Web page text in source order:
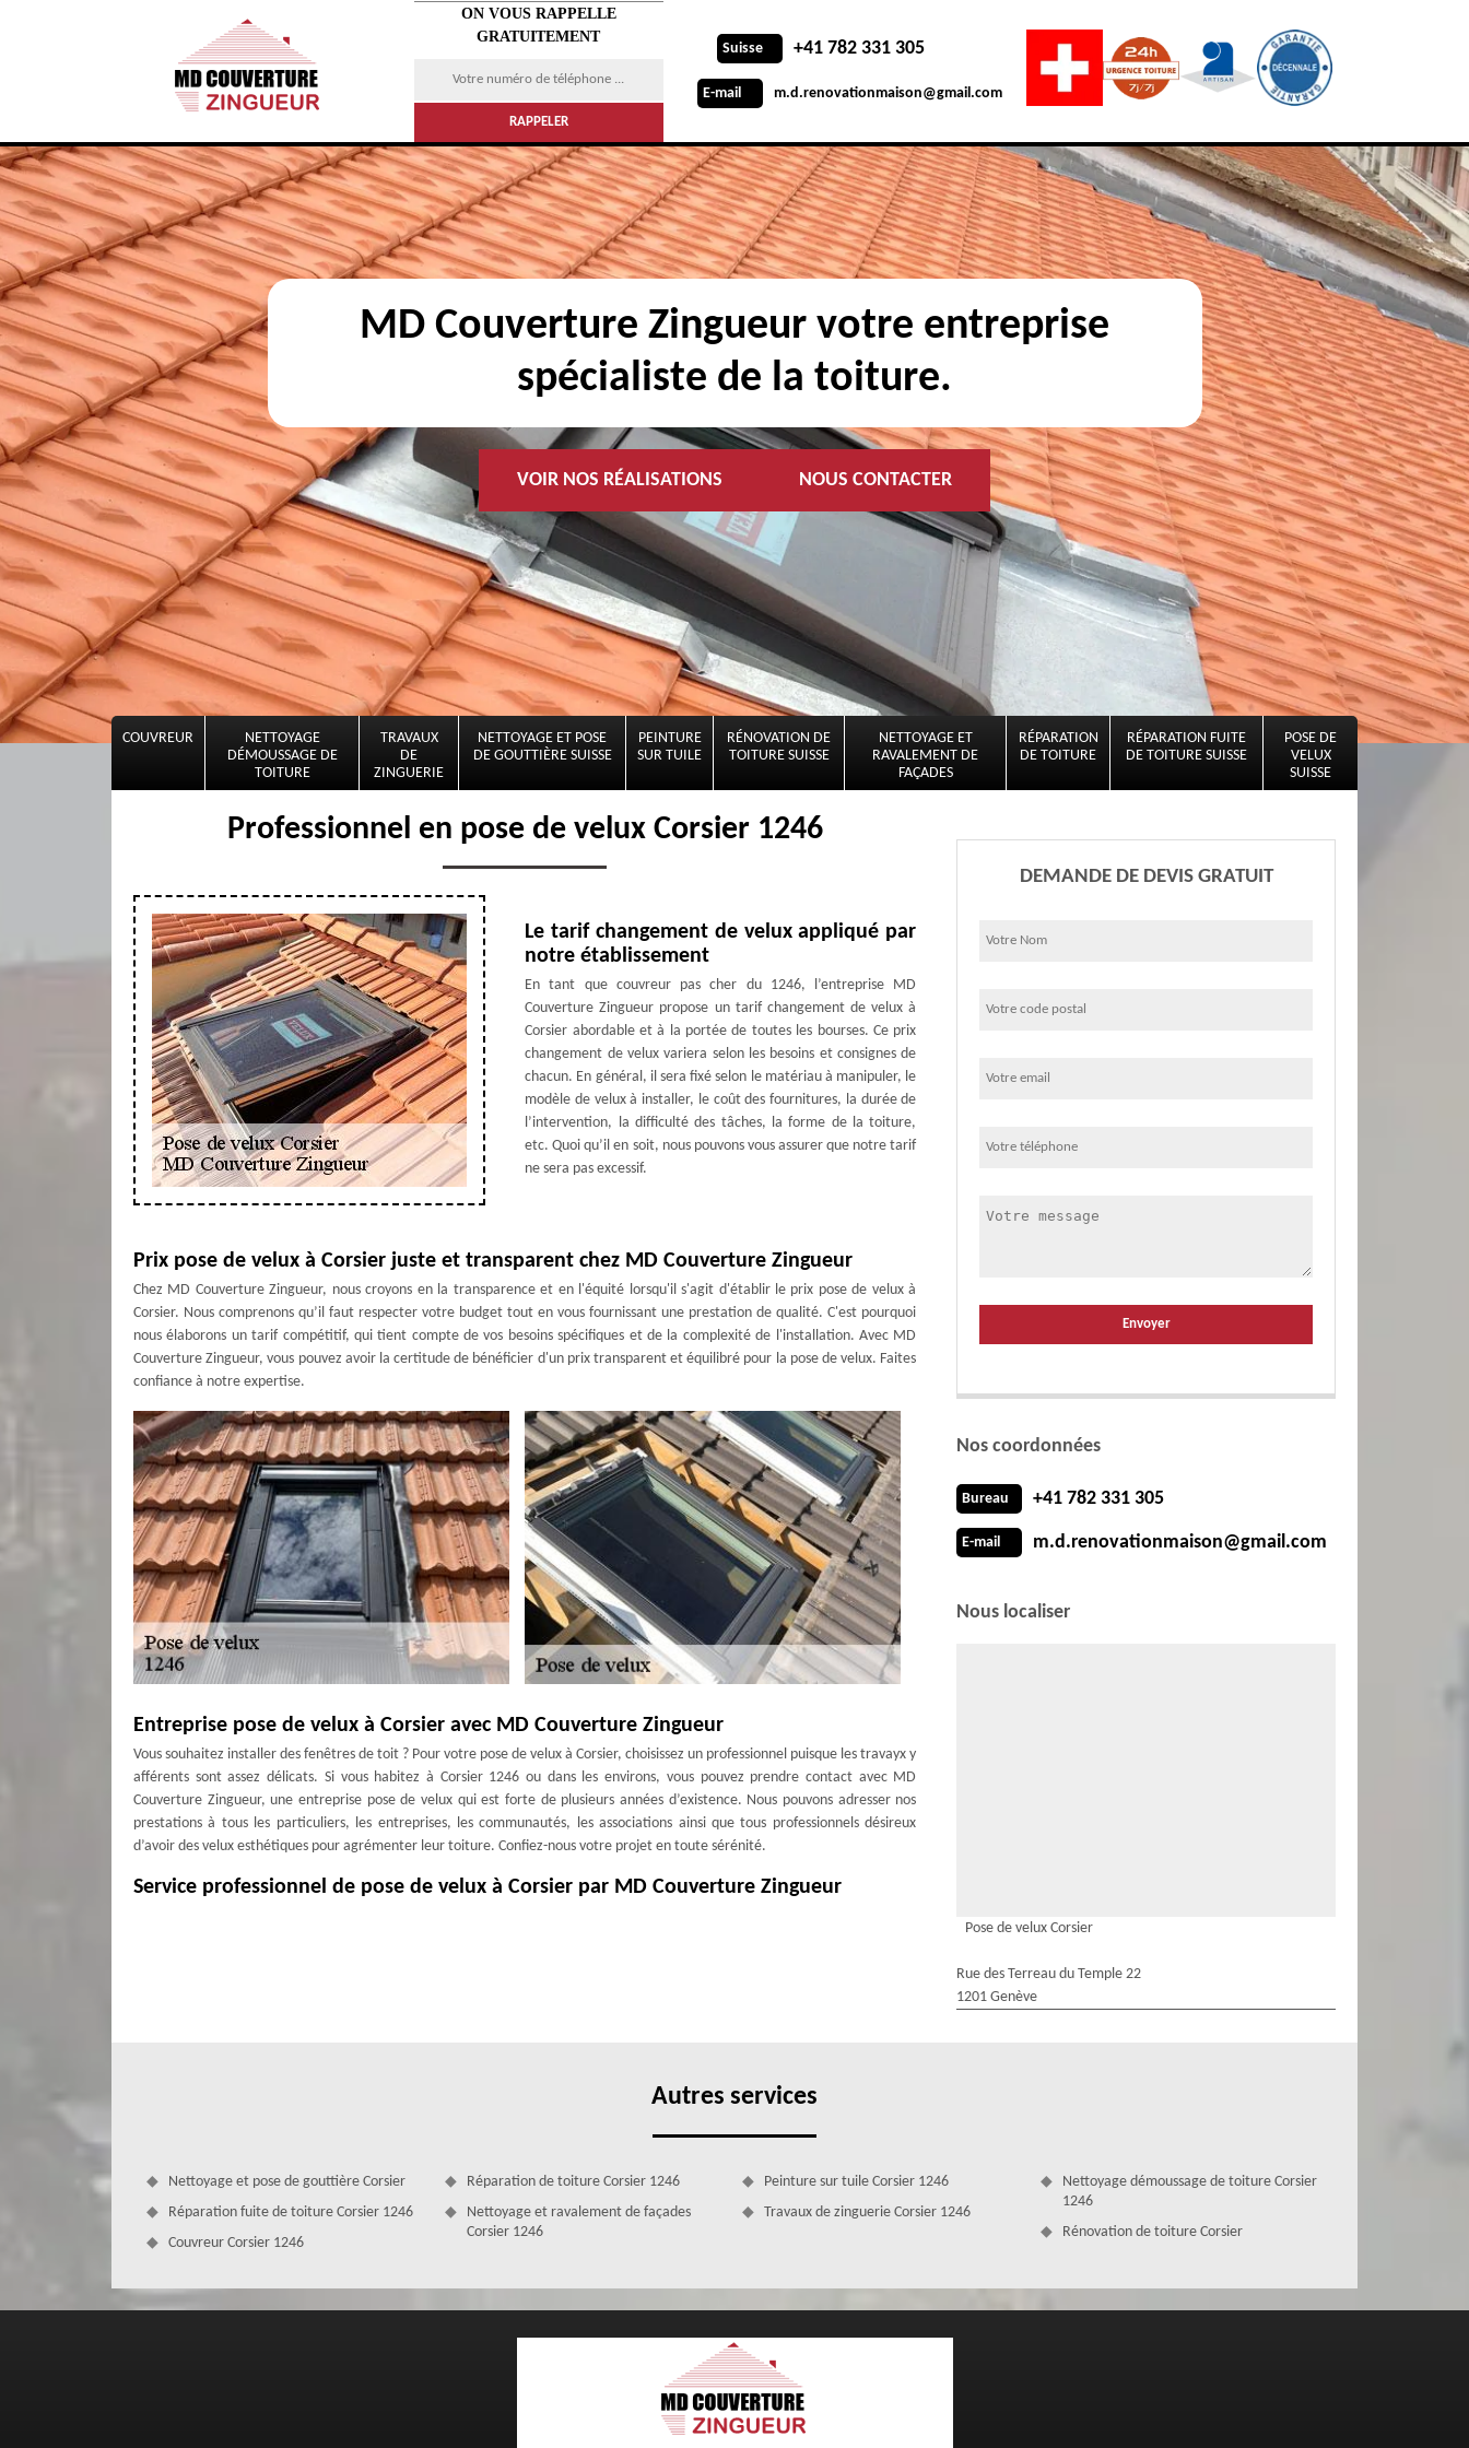
ON VOUS RAPPELLE
GRATUITEMENT
Suisse +41 782 331 305
E-mail m.d.renovationmaison@gmail.com
MD Couverture Zingueur votre entreprise
spécialiste de la toiture.
VOIR NOS RÉALISATIONS NOUS CONTACTER
COUVREUR
NETTOYAGE
DÉMOUSSAGE DE
TOITURE
TRAVAUX
DE
ZINGUERIE
NETTOYAGE ET POSE
DE GOUTTIÈRE SUISSE
PEINTURE
SUR TUILE
RÉNOVATION DE
TOITURE SUISSE
NETTOYAGE ET
RAVALEMENT DE
FAÇADES
RÉPARATION
DE TOITURE
RÉPARATION FUITE
DE TOITURE SUISSE
POSE DE
VELUX
SUISSE
Professionnel en pose de velux Corsier 1246
Le tarif changement de velux appliqué par
notre établissement
En tant que couvreur pas cher du 1246, l’entreprise MD
Couverture Zingueur propose un tarif changement de velux à
Corsier abordable et à la portée de toutes les bourses. Ce prix
changement de velux variera selon les besoins et consignes de
chacun. En général, il sera fixé selon le matériau à manipuler, le
modèle de velux à installer, le coût des fournitures, la durée de
l’intervention, la difficulté des tâches, la forme de la toiture,
etc. Quoi qu’il en soit, nous pouvons vous assurer que notre tarif
ne sera pas excessif.
Prix pose de velux à Corsier juste et transparent chez MD Couverture Zingueur
Chez MD Couverture Zingueur, nous croyons en la transparence et en l'équité lorsqu'il s'agit d'établir le prix pose de velux à
Corsier. Nous comprenons qu’il faut respecter votre budget tout en vous fournissant une prestation de qualité. C'est pourquoi
nous élaborons un tarif compétitif, qui tient compte de vos besoins spécifiques et de la complexité de l'installation. Avec MD
Couverture Zingueur, vous pouvez avoir la certitude de bénéficier d'un prix transparent et équilibré pour la pose de velux. Faites
confiance à notre expertise.
Entreprise pose de velux à Corsier avec MD Couverture Zingueur
Vous souhaitez installer des fenêtres de toit ? Pour votre pose de velux à Corsier, choisissez un professionnel puisque les travayx y
afférents sont assez délicats. Si vous habitez à Corsier 1246 ou dans les environs, vous pouvez prendre contact avec MD
Couverture Zingueur, une entreprise pose de velux qui est forte de plusieurs années d’existence. Nous pouvons adresser nos
prestations à tous les particuliers, les entreprises, les communautés, les associations ainsi que tous professionnels désireux
d’avoir des velux esthétiques pour agrémenter leur toiture. Confiez-nous votre projet en toute sérénité.
Service professionnel de pose de velux à Corsier par MD Couverture Zingueur
Notre entreprise de changement de velux à votre entière disposition
MD Couverture Zingueur est une entreprise de changement de velux à Corsier qui est forte de plusieurs années d’existence.
Quelle que soit la forme de votre toiture et le modèle de velux dont vous disposez, nous saurons remplacer correctement vos
fenêtres de toit. Pour ce faire, nous suivrons des étapes bien précises et appliquerons la méthode la plus adaptée. Afin de
DEMANDE DE DEVIS GRATUIT
Nos coordonnées
Bureau +41 782 331 305
E-mail m.d.renovationmaison@gmail.com
Nous localiser
Pose de velux Corsier
Rue des Terreau du Temple 22
1201 Genève
Autres services
Nettoyage et pose de gouttière Corsier
Réparation fuite de toiture Corsier 1246
Couvreur Corsier 1246
Réparation de toiture Corsier 1246
Nettoyage et ravalement de façades
Corsier 1246
Peinture sur tuile Corsier 1246
Travaux de zinguerie Corsier 1246
Nettoyage démoussage de toiture Corsier
1246
Rénovation de toiture Corsier